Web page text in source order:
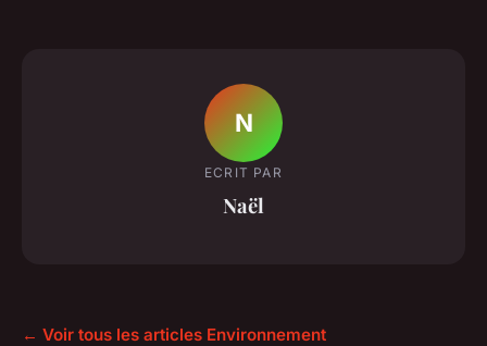
N
ECRIT PAR
Naël
← Voir tous les articles Environnement